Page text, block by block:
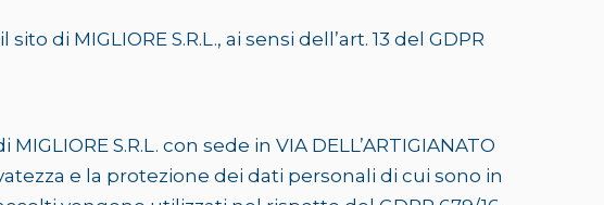
di MIGLIORE S.R.L., ai sensi dell’art. 13 del GDPR
S.R.L. con sede in VIA DELL’ARTIGIANATO
e la protezione dei dati personali di cui sono in